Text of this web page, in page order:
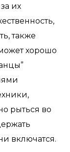
их
также
хорошо
рыться во
включатся.